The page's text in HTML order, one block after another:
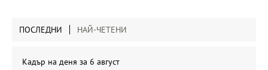
ПОСЛЕДНИ НАЙ-ЧЕТЕНИ
Кадър на деня за 6 август